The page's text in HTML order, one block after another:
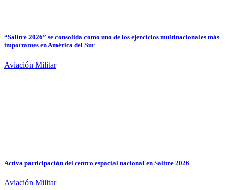
“Salitre 2026” se consolida como uno de los ejercicios multinacionales más
importantes en América del Sur
Aviación Militar
Activa participación del centro espacial nacional en Salitre 2026
Aviación Militar